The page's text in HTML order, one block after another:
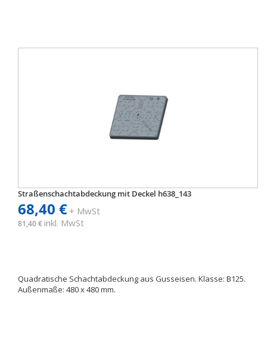
Straßenschachtabdeckung mit Deckel h638_143
68,40 €+ MwSt
81,40 € inkl. MwSt
Quadratische Schachtabdeckung aus Gusseisen. Klasse: B125.
Außenmaße: 480 x 480 mm.